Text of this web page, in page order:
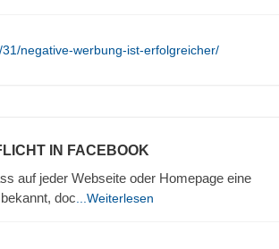
negative-werbung-ist-erfolgreicher/
IN FACEBOOK
auf jeder Webseite oder Homepage eine
doc ...Weiterlesen